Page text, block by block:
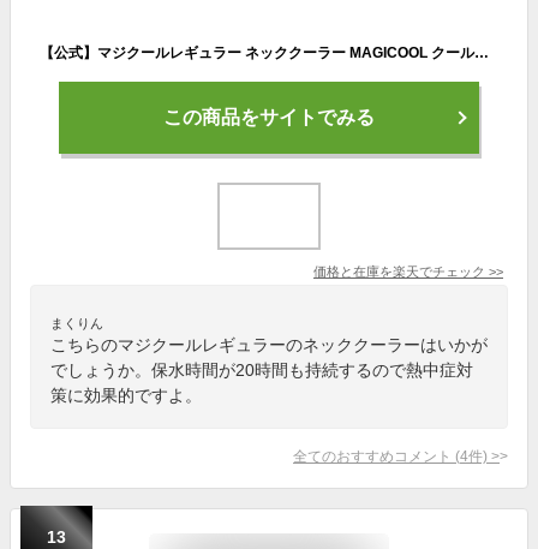
【公式】マジクールレギュラー ネッククーラー MAGICOOL クールリング 冷感グッズ ひんやりグッズ 熱中症対策グッズ 軽い 布 暑さ対策 長時間 長持ち 首 冷やす フェス 屋外 ビジネス アイスリング 犬 自転車 農作業 通勤 繰り返し アウトドア 防災 冷却 冷たい スポーツ
この商品をサイトでみる
価格と在庫を楽天でチェック >>
まくりん
こちらのマジクールレギュラーのネッククーラーはいかが
でしょうか。保水時間が20時間も持続するので熱中症対
策に効果的ですよ。
全てのおすすめコメント (4件) >
13